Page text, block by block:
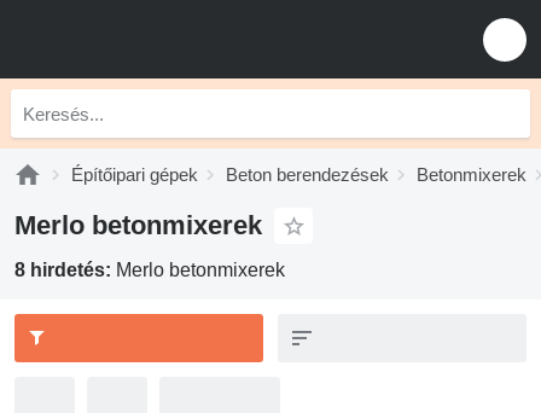
Építőipari gépek Beton berendezések Betonmixerek
Merlo betonmixerek
8 hirdetés: Merlo betonmixerek